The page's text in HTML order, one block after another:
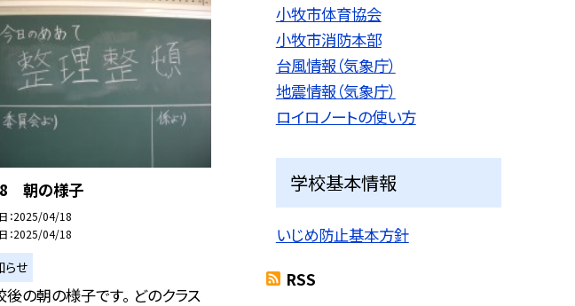
朝の様子
2025/04/18
2025/04/18
らせ
後の朝の様子です。 どのクラス
小牧市体育協会
小牧市消防本部
台風情報（気象庁）
地震情報（気象庁）
ロイロノートの使い方
学校基本情報
いじめ防止基本方針
RSS